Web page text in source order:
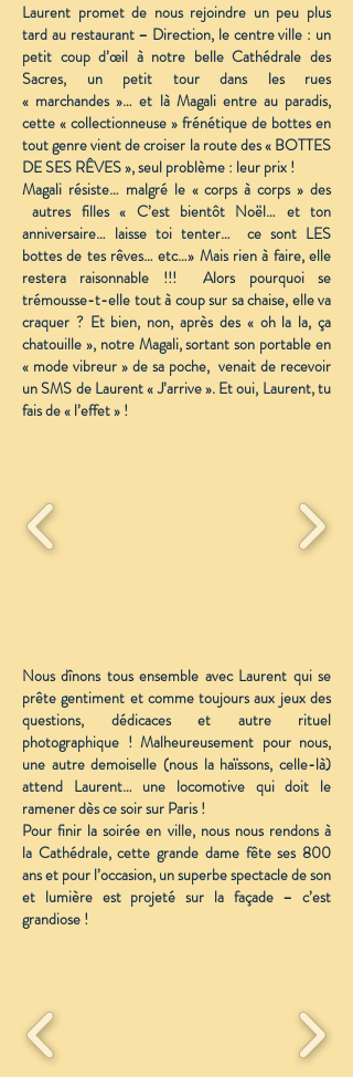
Laurent promet de nous rejoindre un peu plus
tard au restaurant – Direction, le centre ville : un
petit coup d’œil à notre belle Cathédrale des
Sacres, un petit tour dans les rues
« marchandes »… et là Magali entre au paradis,
cette « collectionneuse » frénétique de bottes en
tout genre vient de croiser la route des « BOTTES
DE SES RÊVES », seul problème : leur prix !
Magali résiste… malgré le « corps à corps » des
autres filles « C’est bientôt Noël… et ton
anniversaire… laisse toi tenter… ce sont LES
bottes de tes rêves… etc…» Mais rien à faire, elle
restera raisonnable !!! Alors pourquoi se
trémousse-t-elle tout à coup sur sa chaise, elle va
craquer ? Et bien, non, après des « oh la la, ça
chatouille », notre Magali, sortant son portable en
« mode vibreur » de sa poche, venait de recevoir
un SMS de Laurent « J’arrive ». Et oui, Laurent, tu
fais de « l’effet » !
Nous dînons tous ensemble avec Laurent qui se
prête gentiment et comme toujours aux jeux des
questions, dédicaces et autre rituel
photographique ! Malheureusement pour nous,
une autre demoiselle (nous la haïssons, celle-là)
attend Laurent… une locomotive qui doit le
ramener dès ce soir sur Paris !
Pour finir la soirée en ville, nous nous rendons à
la Cathédrale, cette grande dame fête ses 800
ans et pour l’occasion, un superbe spectacle de son
et lumière est projeté sur la façade – c’est
grandiose !